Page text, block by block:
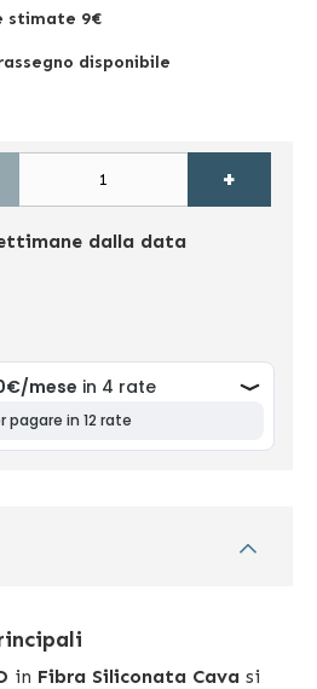
stimate 9€
disponibile
+
dalla data
in Fibra Siliconata Cava si